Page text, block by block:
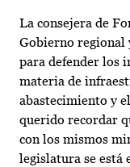
La consejera de
Gobierno regional
para defender los
materia de
abastecimiento y
querido recordar
con los mismos
legislatura se está